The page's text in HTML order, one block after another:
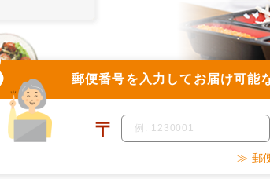
郵便番号を入力して お届け可能
〒
≫ 郵